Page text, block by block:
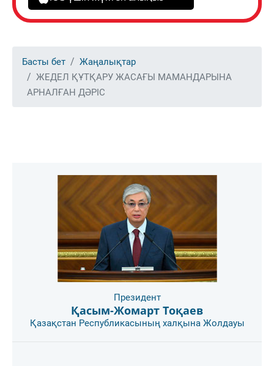
Басты бет
Жаңалықтар
ЖЕДЕЛ ҚҰТҚАРУ ЖАСАҒЫ МАМАНДАРЫНА
АРНАЛҒАН ДӘРІС
Президент
Қасым-Жомарт Тоқаев
Қазақстан Республикасының халқына Жолдауы